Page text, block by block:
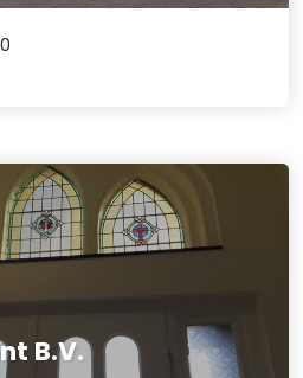
B.V.